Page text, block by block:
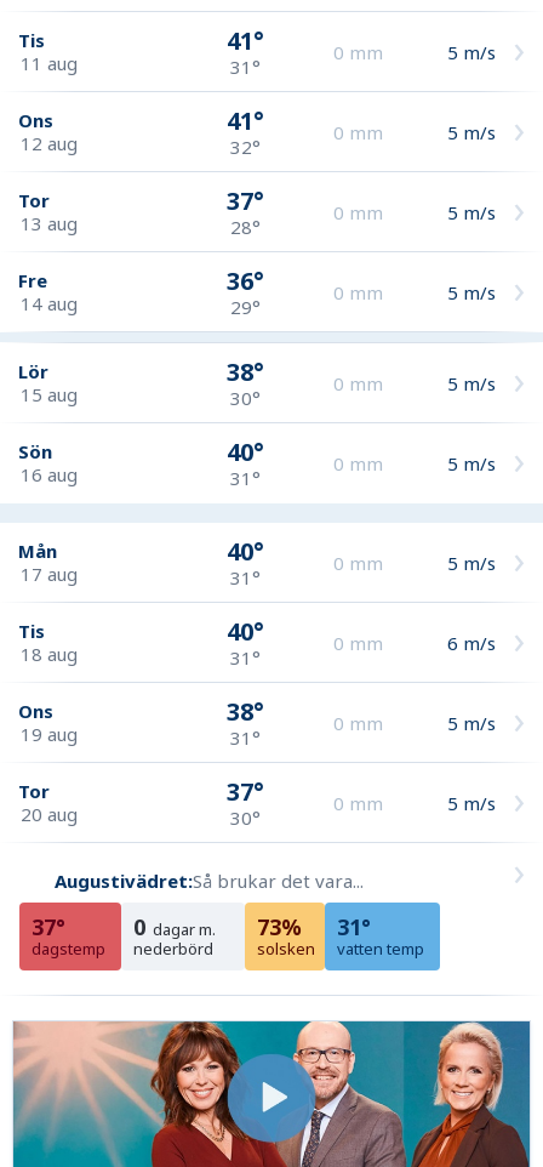
Tis
11 aug
41°
31°
0 mm 5 m/s
Ons
12 aug
41°
32°
0 mm 5 m/s
Tor
13 aug
37°
28°
0 mm 5 m/s
Fre
14 aug
36°
29°
0 mm 5 m/s
Lör
15 aug
38°
30°
0 mm 5 m/s
Sön
16 aug
40°
31°
0 mm 5 m/s
Mån
17 aug
40°
31°
0 mm 5 m/s
Tis
18 aug
40°
31°
0 mm 6 m/s
Ons
19 aug
38°
31°
0 mm 5 m/s
Tor
20 aug
37°
30°
0 mm 5 m/s
Augustivädret:Så brukar det vara...
37°
dagstemp
0 dagar m.
nederbörd
73%
solsken
31°
vatten temp